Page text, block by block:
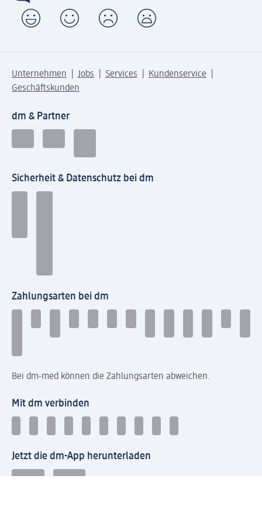
Unternehmen Jobs Services
Kundenservice
Geschäftskunden
dm & Partner
Sicherheit & Datenschutz bei dm
Zahlungsarten bei dm
Bei dm-med können die Zahlungsarten abweichen.
Mit dm verbinden
Jetzt die dm-App herunterladen